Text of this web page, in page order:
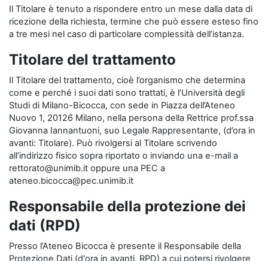
Il Titolare è tenuto a rispondere entro un mese dalla data di
ricezione della richiesta, termine che può essere esteso fino
a tre mesi nel caso di particolare complessità dell’istanza.
Titolare del trattamento
Il Titolare del trattamento, cioè l’organismo che determina
come e perché i suoi dati sono trattati, è l’Università degli
Studi di Milano-Bicocca, con sede in Piazza dell’Ateneo
Nuovo 1, 20126 Milano, nella persona della Rettrice prof.ssa
Giovanna Iannantuoni, suo Legale Rappresentante, (d’ora in
avanti: Titolare). Può rivolgersi al Titolare scrivendo
all’indirizzo fisico sopra riportato o inviando una e-mail a
rettorato@unimib.it oppure una PEC a
ateneo.bicocca@pec.unimib.it
Responsabile della protezione dei
dati (RPD)
Presso l’Ateneo Bicocca è presente il Responsabile della
Protezione Dati (d'ora in avanti, RPD) a cui potersi rivolgere